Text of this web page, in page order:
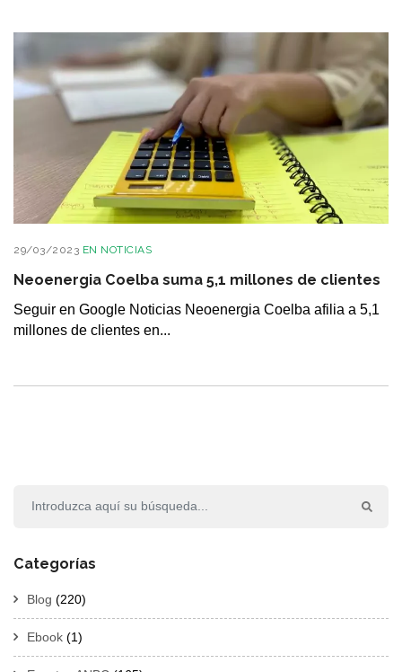
29/03/2023 EN NOTICIAS
Neoenergia Coelba suma 5,1 millones de clientes
Seguir en Google Noticias Neoenergia Coelba afilia a 5,1
millones de clientes en...
Categorías
Blog (220)
Ebook (1)